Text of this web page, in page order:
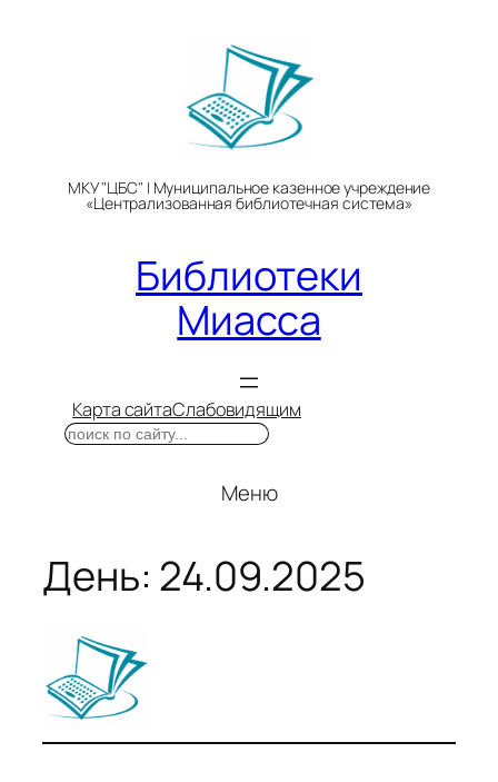
МКУ "ЦБС" | Муниципальное казенное учреждение
«Централизованная библиотечная система»
Библиотеки
Миасса
Карта сайтаСлабовидящим
Поиск
Меню
День: 24.09.2025